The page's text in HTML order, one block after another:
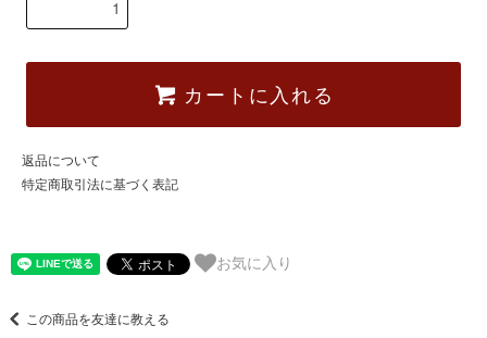
カートに入れる
返品について
特定商取引法に基づく表記
お気に入り
この商品を友達に教える